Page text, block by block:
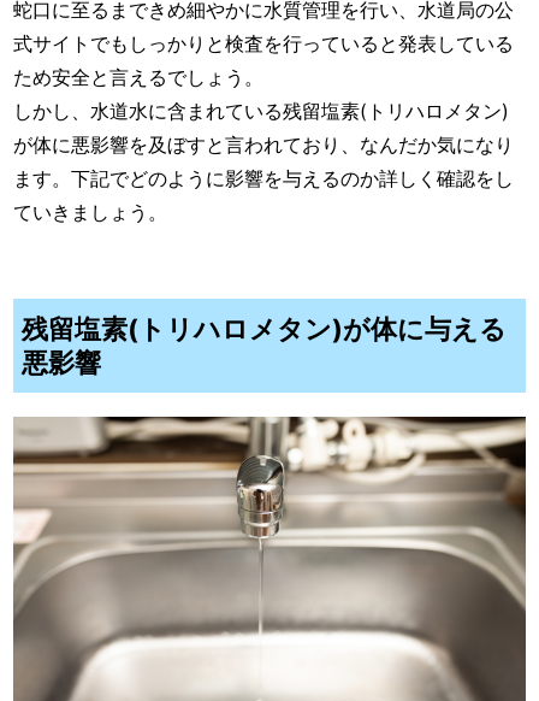
蛇口に至るまできめ細やかに水質管理を行い、水道局の公
式サイトでもしっかりと検査を行っていると発表している
ため安全と言えるでしょう。
しかし、水道水に含まれている残留塩素(トリハロメタン)
が体に悪影響を及ぼすと言われており、なんだか気になり
ます。下記でどのように影響を与えるのか詳しく確認をし
ていきましょう。
残留塩素(トリハロメタン)が体に与える
悪影響